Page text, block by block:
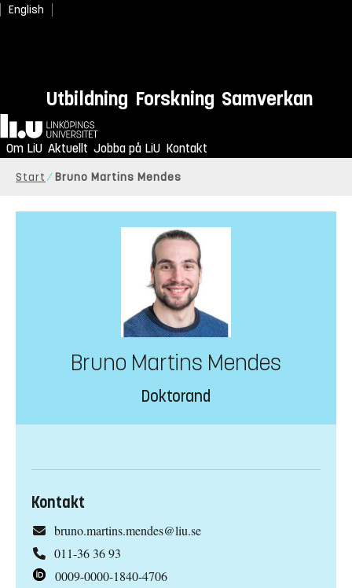
English
Utbildning Forskning Samverkan
Hem
Om LiU Aktuellt Jobba på LiU Kontakt
Start Bruno Martins Mendes
Bruno Martins Mendes
Doktorand
Kontakt
bruno.martins.mendes@liu.se
011-36 36 93
0009-0000-1840-4706